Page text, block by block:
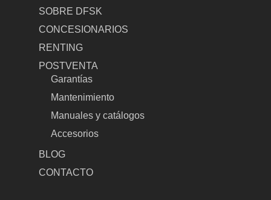
SOBRE DFSK
CONCESIONARIOS
RENTING
POSTVENTA
Garantías
Mantenimiento
Manuales y catálogos
Accesorios
BLOG
CONTACTO